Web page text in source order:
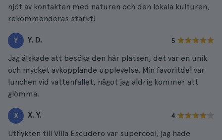
njöt av kontakten med naturen och den lokala kulturen,
rekommenderas starkt!
Y Y. D. 5
Jag älskade att besöka den här platsen, det var en unik
och mycket avkopplande upplevelse. Min favoritdel var
lunchen vid vattenfallet, något jag aldrig kommer att
glömma.
X X. Y. 4
Utflykten till Villa Escudero var supercool, jag hade